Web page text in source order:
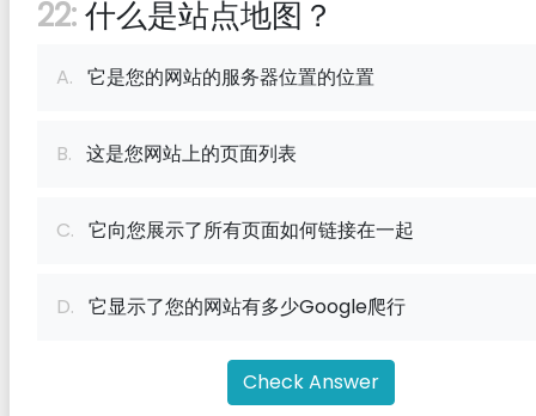
22:什么是站点地图？
A. 它是您的网站的服务器位置的位置
B. 这是您网站上的页面列表
C. 它向您展示了所有页面如何链接在一起
D. 它显示了您的网站有多少Google爬行
Check Answer